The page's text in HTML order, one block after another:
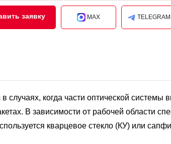
заявку MAX TELEGRAM
когда части оптической системы
В зависимости от рабочей области
кварцевое стекло (КУ) или